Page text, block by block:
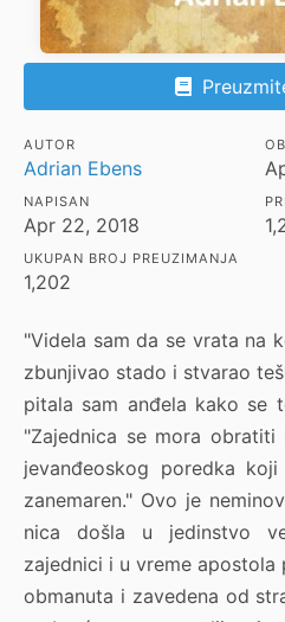
AUTOR
Adrian Ebens
NAPISAN
Apr 22, 2018
UKUPAN BROJ PREUZIMANJA
1,202
"Videla sam da se vrata na
zbunjivao stado i stvarao
pitala sam anđela kako se
"Zajednica se mora
jevanđeoskog poredka
zanemaren." Ovo je
nica došla u jedinstvo
zajednici i u vreme
obmanuta i zavedena od